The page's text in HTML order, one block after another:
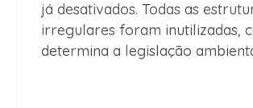
já desativados. Todas as
irregulares foram inutilizadas,
determina a legislação